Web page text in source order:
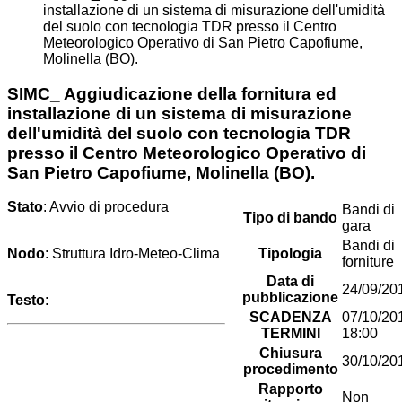
installazione di un sistema di misurazione dell'umidità
del suolo con tecnologia TDR presso il Centro
Meteorologico Operativo di San Pietro Capofiume,
Molinella (BO).
SIMC_ Aggiudicazione della fornitura ed
installazione di un sistema di misurazione
dell'umidità del suolo con tecnologia TDR
presso il Centro Meteorologico Operativo di
San Pietro Capofiume, Molinella (BO).
Tipo di bando
Bandi di
gara
Tipologia
Bandi di
forniture
Data di
pubblicazione
24/09/
SCADENZA
TERMINI
07/10/
18:00
Chiusura
procedimento
30/10/
Rapporto
Non
Stato: Avvio di procedura
Nodo: Struttura Idro-Meteo-Clima
Testo: